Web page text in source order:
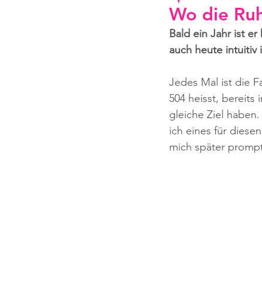
Wo die
Bald ein Jahr ist
auch heute intuitiv
Jedes Mal ist die
504 heisst, bereits
gleiche Ziel
ich eines für
mich später